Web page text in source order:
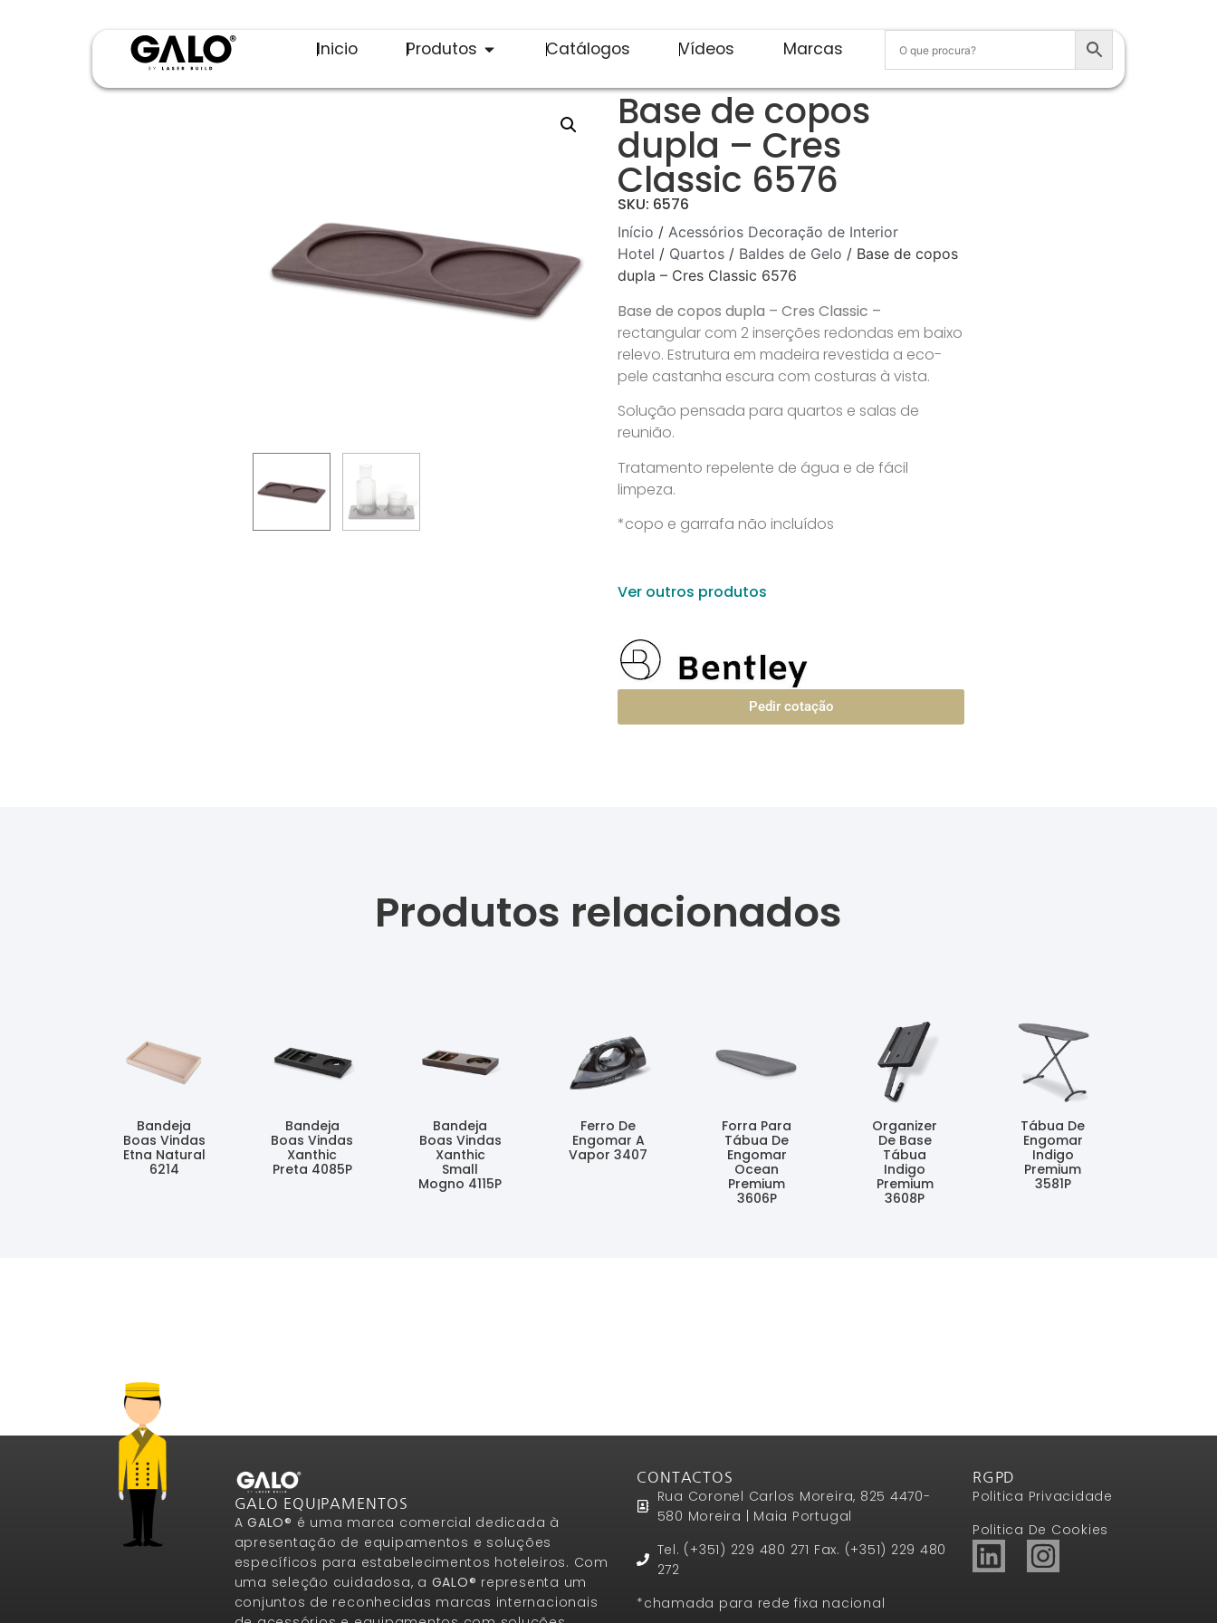
Inicio Produtos Catálogos Vídeos Marcas
Base de copos
dupla – Cres
Classic 6576
SKU: 6576
Início / Acessórios Decoração de Interior
Hotel / Quartos/ Baldes de Gelo / Base de copos
dupla – Cres Classic 6576
Base de copos dupla – Cres Classic –
rectangular com 2 inserções redondas em baixo
relevo. Estrutura em madeira revestida a eco-
pele castanha escura com costuras à vista.
Solução pensada para quartos e salas de
reunião.
Tratamento repelente de água e de fácil
limpeza.
*copo e garrafa não incluídos
Ver outros produtos
Pedir cotação
Produtos relacionados
Bandeja
Boas Vindas
Etna Natural
6214
Bandeja
Boas Vindas
Xanthic
Preta 4085P
Bandeja
Boas Vindas
Xanthic
Small
Mogno 4115P
Ferro De
Engomar A
Vapor 3407
Forra Para
Tábua De
Engomar
Ocean
Premium
3606P
Organizer
De Base
Tábua
Indigo
Premium
3608P
Tábua De
Engomar
Indigo
Premium
3581P
GALO EQUIPAMENTOS
AGALO® é uma marca comercial dedicada à
apresentação de equipamentos e soluções
específicos para estabelecimentos hoteleiros. Com
uma seleção cuidadosa, a GALO® representa um
conjuntos de reconhecidas marcas internacionais
CONTACTOS
Rua Coronel Carlos Moreira, 825 4470-
580 Moreira | Maia Portugal
Tel. (+351) 229 480 271 Fax. (+351) 229 480
272
*chamada para rede fixa nacional
RGPD
Politica Privacidade
Politica De Cookies